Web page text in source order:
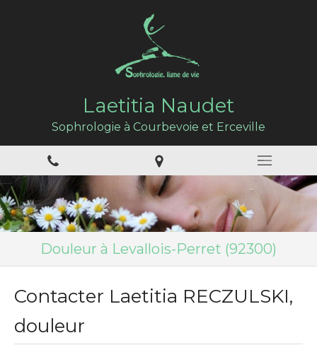
Laetitia Naudet
Sophrologie à Courbevoie et Erceville
Douleur à Levallois-Perret (92300)
Contacter Laetitia RECZULSKI,
douleur